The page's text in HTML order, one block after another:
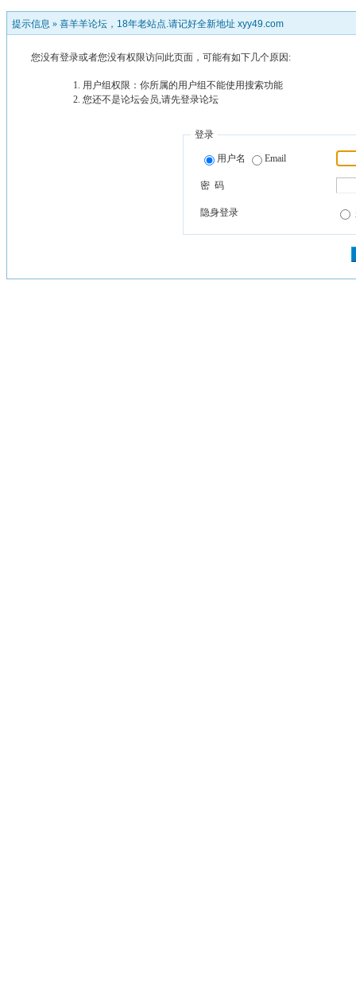
提示信息 » 喜羊羊论坛，18年老站点.请记好全新地址 xyy49.com
您没有登录或者您没有权限访问此页面，可能有如下几个原因:
用户组权限：你所属的用户组不能使用搜索功能
您还不是论坛会员,请先登录论坛
登录
用户名 Email
密 码
隐身登录